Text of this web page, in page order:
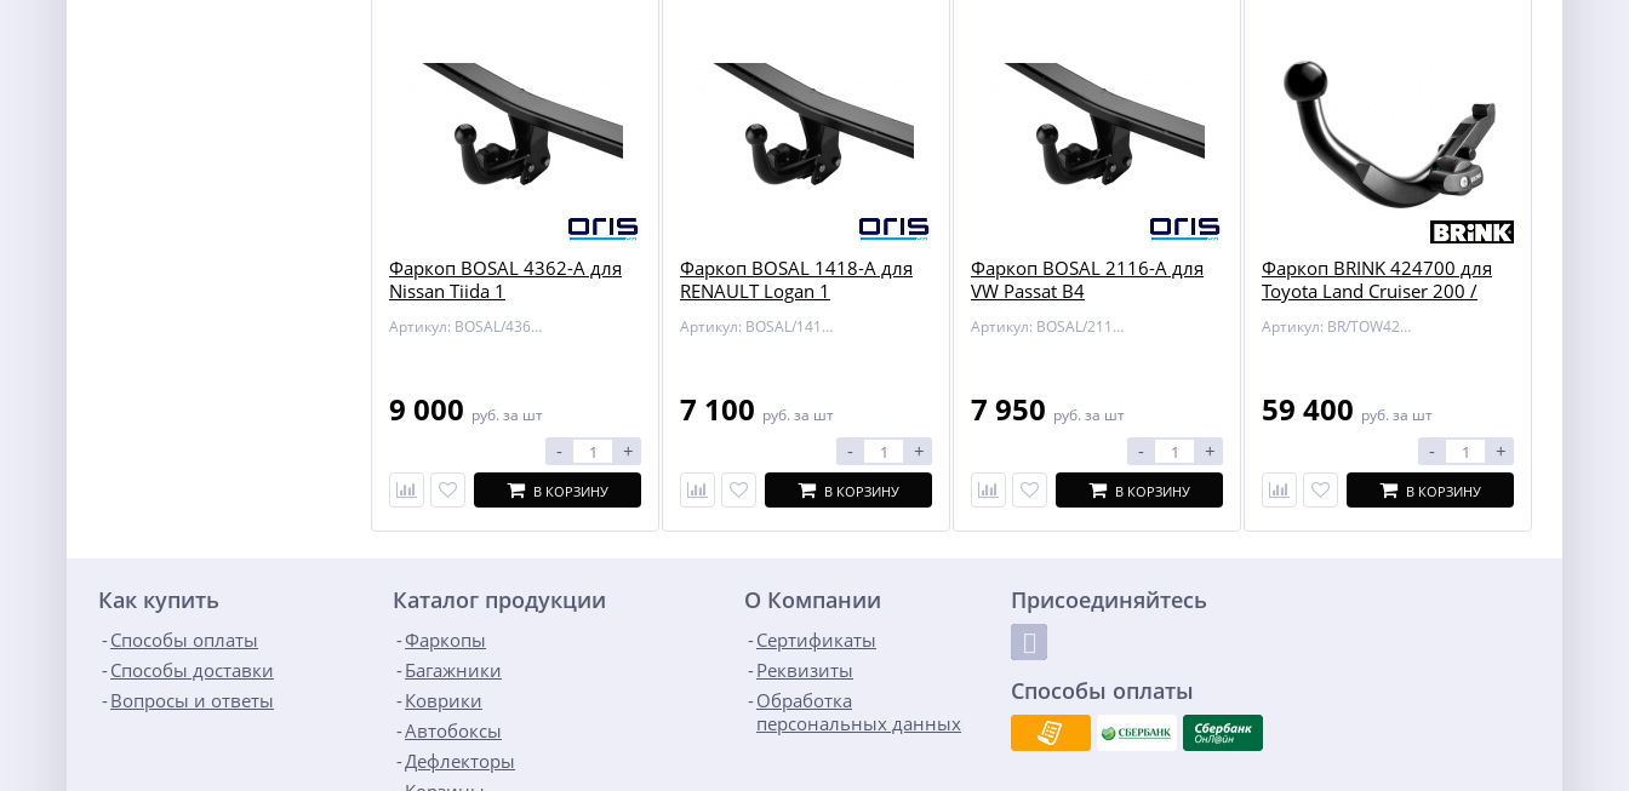
Фаркоп BOSAL 4362-A для
Nissan Tiida 1
Артикул: BOSAL/4362-A
9 000 руб. за шт
- +
В КОРЗИНУ
Фаркоп BOSAL 1418-A для
RENAULT Logan 1
Артикул: BOSAL/1418-A
7 100 руб. за шт
- +
В КОРЗИНУ
Фаркоп BOSAL 2116-A для
VW Passat B4
Артикул: BOSAL/2116-A
7 950 руб. за шт
- +
В КОРЗИНУ
Фаркоп BRINK 424700 для
Toyota Land Cruiser 200 /
Артикул: BR/TOW424700
59 400 руб. за шт
- +
В КОРЗИНУ
Как купить
Способы оплаты
Способы доставки
Вопросы и ответы
Каталог продукции
Фаркопы
Багажники
Коврики
Автобоксы
Дефлекторы
О Компании
Сертификаты
Реквизиты
Обработка
персональных данных
Присоединяйтесь
Способы оплаты